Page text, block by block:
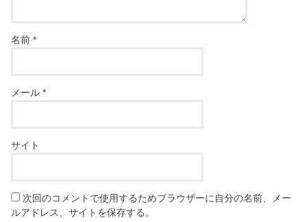
名前*
メール*
サイト
次回のコメントで使用するためブラウザーに自分の名前、メー
ルアドレス、サイトを保存する。